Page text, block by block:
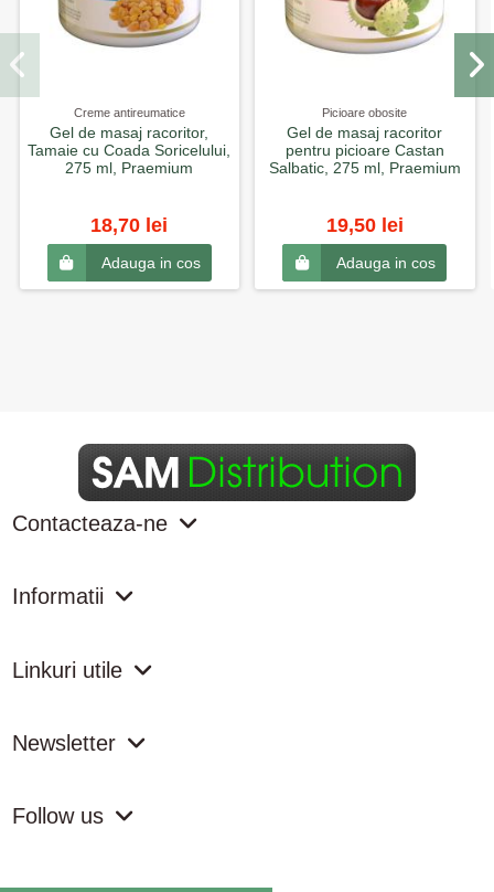
Creme antireumatice
Gel de masaj racoritor,
Tamaie cu Coada Soricelului,
275 ml, Praemium
18,70 lei
Adauga in cos
Picioare obosite
Gel de masaj racoritor
pentru picioare Castan
Salbatic, 275 ml, Praemium
19,50 lei
Adauga in cos
Contacteaza-ne
Informatii
Linkuri utile
Newsletter
Follow us